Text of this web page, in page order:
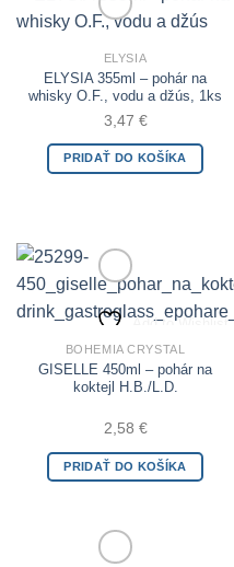
Add to Wishlist
ELYSIA
ELYSIA 355ml – pohár na
whisky O.F., vodu a džús, 1ks
3,47 €
PRIDAŤ DO KOŠÍKA
Add to Wishlist
BOHEMIA CRYSTAL
GISELLE 450ml – pohár na
koktejl H.B./L.D.
2,58 €
PRIDAŤ DO KOŠÍKA